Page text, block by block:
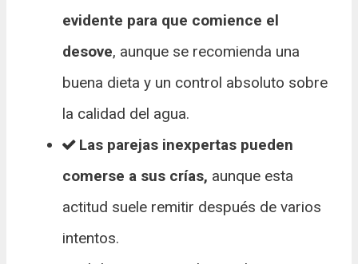
evidente para que comience el
desove, aunque se recomienda una
buena dieta y un control absoluto sobre
la calidad del agua.
Las parejas inexpertas pueden
comerse a sus crías, aunque esta
actitud suele remitir después de varios
intentos.